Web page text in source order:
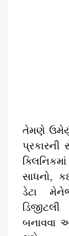
તેમણે
પ્રકારની
સાધનો,
ડેટા
બનાવવા